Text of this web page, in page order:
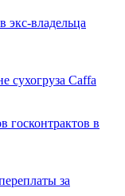
экс-владельца
сухогруза Caffa
госконтрактов в
за